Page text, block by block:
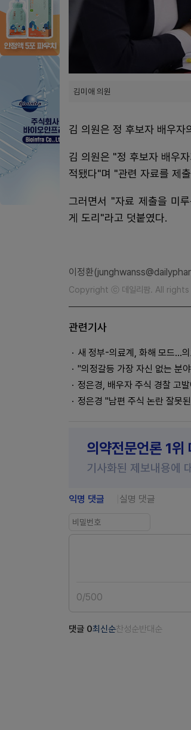
김미애 의원
김 의원은 정 후보자 배우자
김 의원은 "정 후보자 배우
적됐다"며 "관련 자료를 제
그러면서 "자료 제출을 미
게 도리"라고 덧붙였다.
이정환
Copyright ⓒ 데일리팜. All rights
관련기사
새 정부-의료계, 화해 모드...
"의정갈등 가장 자신 없는 분
정은경, 배우자 주식 경찰 고
정은경 "남편 주식 논란 잘못
의약전문언론 1위
기사화된 제보내용에
익명 댓글 실명 댓글
0/500
댓글 0최신순찬성순반대순